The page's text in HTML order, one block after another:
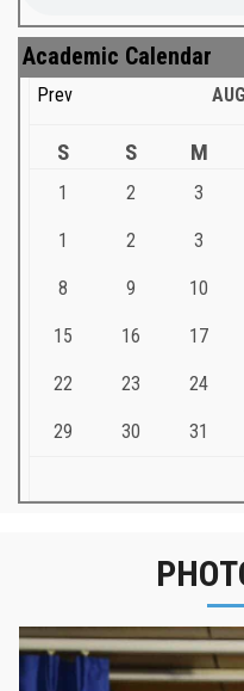
Academic Calendar
Prev
S S M
1 2 3
1 2 3
8 9 10
15 16 17
22 23 24
29 30 31